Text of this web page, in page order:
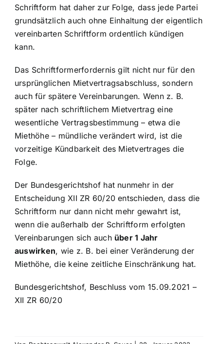
Schriftform hat daher zur Folge, dass jede Partei
grundsätzlich auch ohne Einhaltung der eigentlich
vereinbarten Schriftform ordentlich kündigen
kann.
Das Schriftformerfordernis gilt nicht nur für den
ursprünglichen Mietvertragsabschluss, sondern
auch für spätere Vereinbarungen. Wenn z. B.
später nach schriftlichem Mietvertrag eine
wesentliche Vertragsbestimmung – etwa die
Miethöhe – mündliche verändert wird, ist die
vorzeitige Kündbarkeit des Mietvertrages die
Folge.
Der Bundesgerichtshof hat nunmehr in der
Entscheidung XII ZR 60/20 entschieden, dass die
Schriftform nur dann nicht mehr gewahrt ist,
wenn die außerhalb der Schriftform erfolgten
Vereinbarungen sich auch über 1 Jahr
auswirken, wie z. B. bei einer Veränderung der
Miethöhe, die keine zeitliche Einschränkung hat.
Bundesgerichtshof, Beschluss vom 15.09.2021 –
XII ZR 60/20